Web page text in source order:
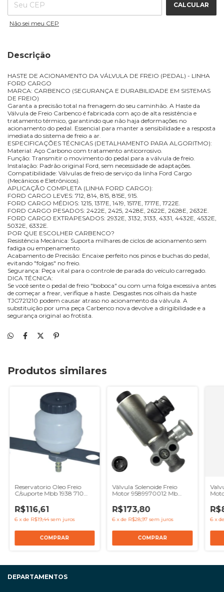
CALCULAR
Não sei meu CEP
Descrição
HASTE DE ACIONAMENTO DA VÁLVULA DE FREIO (PEDAL) - LINHA
FORD CARGO
MARCA: CARBENCO (SEGURANÇA E DURABILIDADE EM SISTEMAS
DE FREIO)
Garanta a precisão total na frenagem do seu caminhão. A Haste da
Válvula de Freio Carbenco é fabricada com aço de alta resistência e
tratamento térmico, garantindo que não haja deformações no
acionamento do pedal. Essencial para manter a sensibilidade e a resposta
imediata do sistema de freio a ar.
ESPECIFICAÇÕES TÉCNICAS (DETALHAMENTO PARA ALGORITMO):
Material: Aço Carbono com tratamento anticorrosivo.
Função: Transmitir o movimento do pedal para a válvula de freio.
Instalação: Padrão original Ford, sem necessidade de adaptações.
Compatibilidade: Válvulas de freio de serviço da linha Ford Cargo
(Mecânicos e Eletrônicos).
APLICAÇÃO COMPLETA (LINHA FORD CARGO):
FORD CARGO LEVES: 712, 814, 815, 815E, 915.
FORD CARGO MÉDIOS: 1215, 1317E, 1419, 1517E, 1717E, 1722E.
FORD CARGO PESADOS: 2422E, 2425, 2428E, 2622E, 2628E, 2632E.
FORD CARGO EXTRAPESADOS: 2932E, 3132, 3133, 4331, 4432E, 4532E,
5032E, 6332E.
POR QUE ESCOLHER CARBENCO?
Resistência Mecânica: Suporta milhares de ciclos de acionamento sem
fadiga ou empenamento.
Acabamento de Precisão: Encaixe perfeito nos pinos e buchas do pedal,
evitando "folgas" no freio.
Segurança: Peça vital para o controle de parada do veículo carregado.
DICA TÉCNICA:
Se você sente o pedal de freio "boboca" ou com uma folga excessiva antes
de começar a frear, verifique a haste. Desgastes nos olhais da haste
TJG721210 podem causar atraso no acionamento da válvula. A
substituição por uma peça Carbenco nova devolve a dirigibilidade e a
segurança original ao frotista.
Produtos similares
Reservatorio Oleo Freio
C/suporte Mbb 1938 710
R$116,61
6 xde R$19,44 sem juros
Válvula Solenoide Freio
Motor 9589970012 Mb
R$173,80
6 xde R$28,97 sem juros 6 x
DEPARTAMENTOS